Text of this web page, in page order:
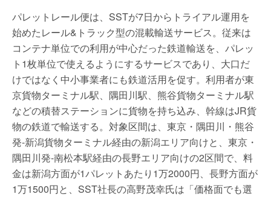
パレットレール便は、SSTが7日からトライアル運用を
始めたレール&トラック型の混載輸送サービス。従来は
コンテナ単位での利用が中心だった鉄道輸送を、パレッ
ト1枚単位で使えるようにするサービスであり、大口だ
けではなく中小事業者にも鉄道活用を促す。利用者が東
京貨物ターミナル駅、隅田川駅、熊谷貨物ターミナル駅
などの積替ステーションに貨物を持ち込み、幹線はJR貨
物の鉄道で輸送する。対象区間は、東京・隅田川・熊谷
発-新潟貨物ターミナル経由の新潟エリア向けと、東京・
隅田川発-南松本駅経由の長野エリア向けの2区間で、料
金は新潟方面が1パレットあたり1万2000円、長野方面が
1万1500円と、SST社長の高野茂幸氏は「価格面でも選